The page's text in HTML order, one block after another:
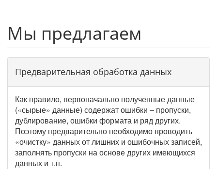
Мы предлагаем
Предварительная обработка данных
Как правило, первоначально полученные данные
(«сырые» данные) содержат ошибки – пропуски,
дублирование, ошибки формата и ряд других.
Поэтому предварительно необходимо проводить
«очистку» данных от лишних и ошибочных записей,
заполнять пропуски на основе других имеющихся
данных и т.п.